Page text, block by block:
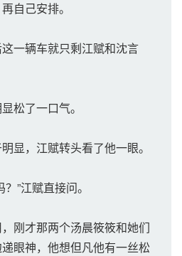
自己安排。
一辆车就只剩江赋和沈言
松了一口气。
显，江赋转头看了他一眼。
”江赋直接问。
刚才那两个汤晨筱筱和她们
眼神，他想但凡他有一丝松